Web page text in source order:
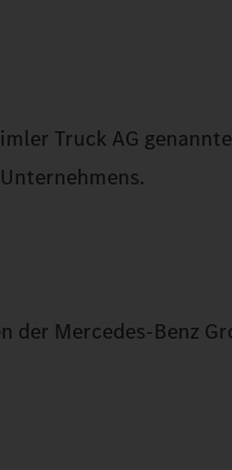
Truck AG
der Mercedes‑Benz